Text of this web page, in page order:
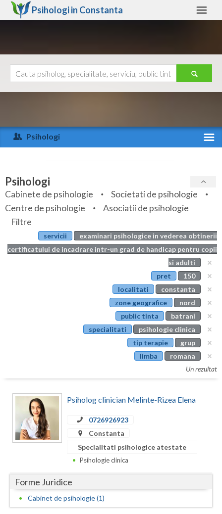
Psihologi in Constanta
Arad
Arges
Bihor
Bistrita-Nasaud
Botosani
Braila
Covasna
Dambovita
Dolj
Giurgiu
Ajutor
Psihologi
Specialitati
Servicii
Articole
Evenimente
Psihologi
Cabinete de psihologie
Societati de psihologie
Centre de psihologie
Asociatii de psihologie
Filtre
servicii
examinari psihologice in vederea obtinerii
certificatului de incadrare intr-un grad de handicap pentru copii
si adulti
pret
150
localitati
constanta
zone geografice
nord
public tinta
batrani
specialitati
psihologie clinica
tip terapie
grup
limba
romana
Un rezultat
Psiholog clinician Melinte-Rizea Elena
0726926923
Constanta
Specialitati psihologice atestate
Psihologie clinica
Forme Juridice
Cabinet de psihologie (1)